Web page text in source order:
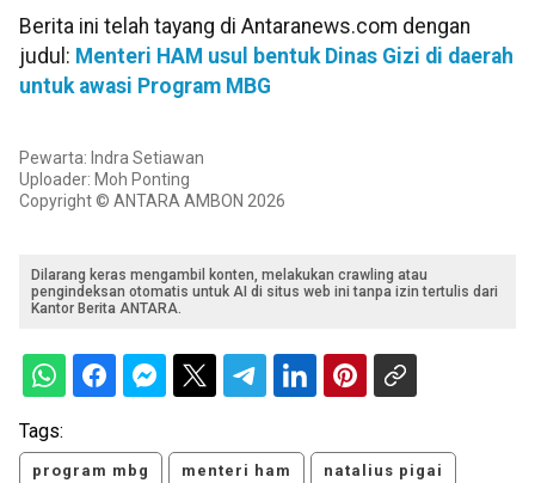
Berita ini telah tayang di Antaranews.com dengan
judul: Menteri HAM usul bentuk Dinas Gizi di daerah
untuk awasi Program MBG
Pewarta: Indra Setiawan
Uploader: Moh Ponting
Copyright © ANTARA AMBON 2026
Dilarang keras mengambil konten, melakukan crawling atau
pengindeksan otomatis untuk AI di situs web ini tanpa izin tertulis dari
Kantor Berita ANTARA.
Tags:
program mbg menteri ham natalius pigai